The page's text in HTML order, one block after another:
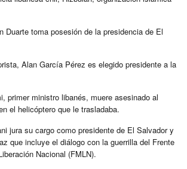
Duarte toma posesión de la presidencia de El
Alan García Pérez es elegido presidente a la
primer ministro libanés, muere asesinado al
el helicóptero que le trasladaba.
jura su cargo como presidente de El Salvador y
que incluye el diálogo con la guerrilla del Frente
Nacional (FMLN).